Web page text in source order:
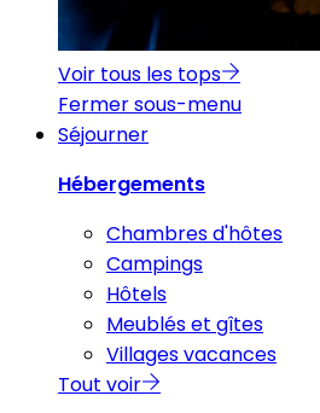
Voir tous les tops
Fermer sous-menu
Séjourner
Hébergements
Chambres d'hôtes
Campings
Hôtels
Meublés et gîtes
Villages vacances
Tout voir